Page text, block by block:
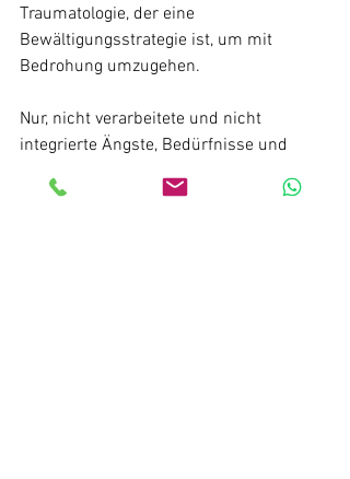
Traumatologie, der eine
Bewältigungsstrategie ist, um mit
Bedrohung umzugehen.
Nur, nicht verarbeitete und nicht
integrierte Ängste, Bedürfnisse und
Gefühle können uns jagen und werden
so an die nächste Generation